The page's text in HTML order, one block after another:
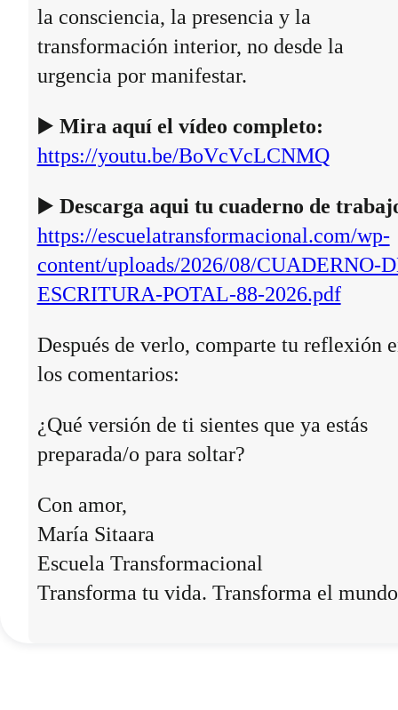
la consciencia, la presencia y la
transformación interior, no desde la
urgencia por manifestar.
▶️ Mira aquí el vídeo completo:
https://youtu.be/BoVcVcLCNMQ
▶️ Descarga aqui tu cuaderno de
https://escuelatransformacional.com/wp-
content/uploads/2026/08/CUADERNO-
ESCRITURA-POTAL-88-2026.pdf
Después de verlo, comparte tu reflexión
los comentarios:
¿Qué versión de ti sientes que ya estás
preparada/o para soltar?
Con amor,
María Sitaara
Escuela Transformacional
Transforma tu vida. Transforma el